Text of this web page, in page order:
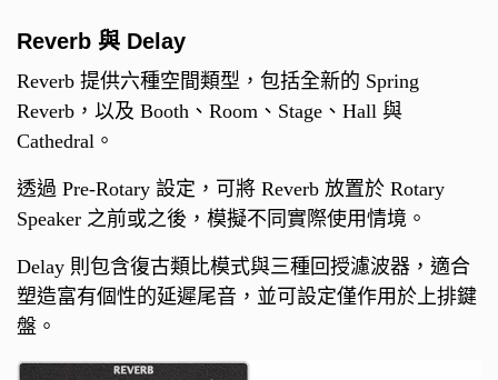
Reverb 與 Delay
Reverb 提供六種空間類型，包括全新的 Spring
Reverb，以及 Booth、Room、Stage、Hall 與
Cathedral。
透過 Pre-Rotary 設定，可將 Reverb 放置於 Rotary
Speaker 之前或之後，模擬不同實際使用情境。
Delay 則包含復古類比模式與三種回授濾波器，適合
塑造富有個性的延遲尾音，並可設定僅作用於上排鍵
盤。